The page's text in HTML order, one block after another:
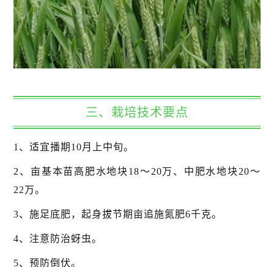
三、栽培技术要点
1、适宜播期10月上中旬。
2、亩基本苗高肥水地块18～20万、中肥水地块20～
22万。
3、施足底肥，起身拔节期亩追施氮肥6千克。
4、注意防治蚜虫。
5、预防倒伏。